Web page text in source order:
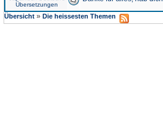
Übersetzungen
Übersicht » Die heissesten Themen